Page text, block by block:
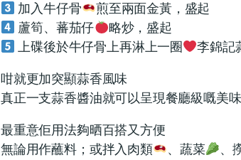
加入牛仔骨
煎至兩面金黃，盛起
蘆筍、蕃茄仔
略炒，盛起
上碟後於牛仔骨上再淋上一圈
李錦記
咁就更加突顯蒜香風味
真正一支蒜香醬油就可以呈現餐廳級嘅美味
最重意佢用法夠晒百搭又方便
無論用作蘸料；或拌入肉類
、蔬菜
、